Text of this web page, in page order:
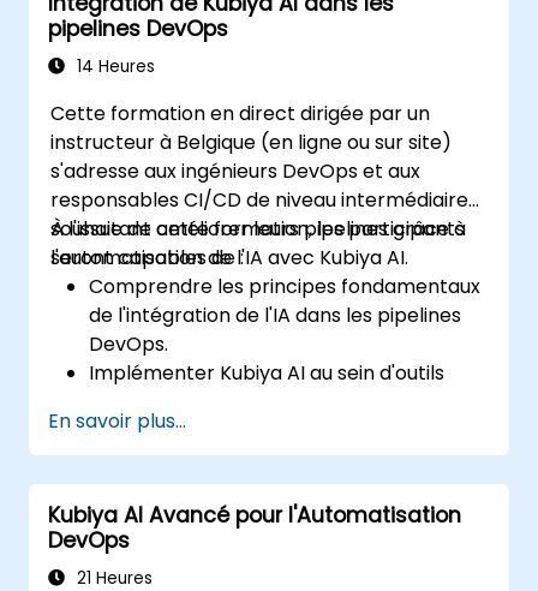
pipelines DevOps
14 Heures
Cette formation en direct dirigée par un
instructeur à Belgique (en ligne ou sur site)
s'adresse aux ingénieurs DevOps et aux
responsables CI/CD de niveau intermédiaire
souhaitant améliorer leurs pipelines grâce à
l'automatisation de l'IA avec Kubiya AI.
À l'issue de cette formation, les participants
seront capables de :
Comprendre les principes fondamentaux
de l'intégration de l'IA dans les pipelines
DevOps.
Implémenter Kubiya AI au sein d'outils
GitLab CI.
Automatiser les tâches des pipelines
CI/CD avec Kubiya AI.
Surveiller et gérer les pipelines CI/CD en
utilisant l'IA pour une détection proactive
des problèmes.
En savoir plus...
Kubiya AI Avancé pour l'Automatisation
DevOps
21 Heures